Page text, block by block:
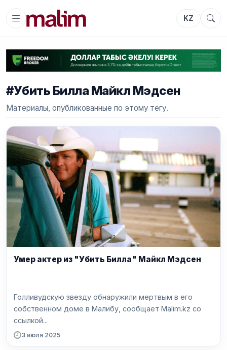
KZ
#Убить Билла Майкл Мэдсен
Материалы, опубликованные по этому тегу.
Умер актер из "Убить Билла" Майкл Мэдсен
Голливудскую звезду обнаружили мертвым в его
собственном доме в Малибу, сообщает Malim.kz со
ссылкой...
3 июля 2025